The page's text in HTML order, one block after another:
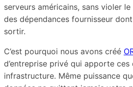
serveurs américains, sans violer
des dépendances fournisseur
sortir.
C’est pourquoi nous avons créé
d’entreprise privé qui apporte
infrastructure. Même puissance